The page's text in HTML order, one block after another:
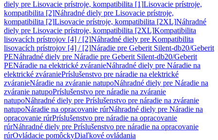
diely pre Lisovacie prístroje, kompatibilita [1]Lisovacie prístroje,
kompatibilita [2]Náhradné diely pre Lisovacie prístroje,
kompatibilita [2]Lisovacie prístroje, kompatibilita [2XL]Náhradné
diely pre Lisovacie prístroje, kompatibilita [2XL]Kompatibilita
lisovacích prístrojov [4] / [2]Náhradné diely pre Kompatibilita
lisovacích prístrojov [4] / [2]Náradie pre Geberit Silent-db20/Geberit
PENáhradné diely pre Náradie pre Geberit Silent-db20/Geberit
PENáradie na elektrické zváranieNáhradné diely pre Náradie na
elektrické zváraniePríslušenstvo pre náradie na elektrické
zváranieNáradie na zváranie natupoNáhradné diely pre Náradie na
zváranie natupoPríslušenstvo pre náradie na zváranie
natupoNáhradné diely pre Príslušenstvo pre náradie na zváranie
natupoNáradie na opracovanie rúrNáhradné diely pre Náradie na
opracovanie rúrPríslušenstvo pre náradie na opracovanie
rúrNáhradné diely pre Príslušenstvo pre náradie na opracovanie
rúrOvládacie pomôckyDiaľkové ovládania